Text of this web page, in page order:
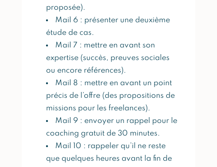
proposée).
Mail 6 : présenter une deuxième
étude de cas.
Mail 7 : mettre en avant son
expertise (succès, preuves sociales
ou encore références).
Mail 8 : mettre en avant un point
précis de l’offre (des propositions de
missions pour les freelances).
Mail 9 : envoyer un rappel pour le
coaching gratuit de 30 minutes.
Mail 10 : rappeler qu’il ne reste
que quelques heures avant la fin de